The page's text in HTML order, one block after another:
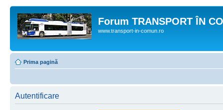
Forum TRANSPORT ÎN
www.transport-in-comun.ro
Prima pagină
Autentificare